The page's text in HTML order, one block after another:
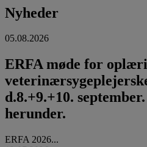
Nyheder
05.08.2026
ERFA møde for
d.8.+9.+10.
herunder.
ERFA 2026...